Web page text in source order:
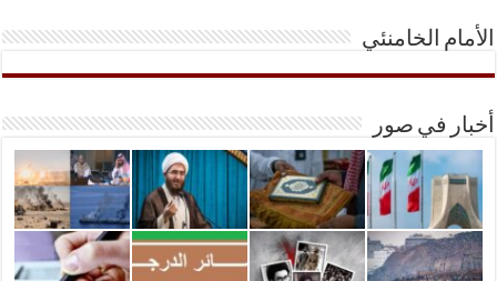
الأمام الخامنئي
أخبار في صور